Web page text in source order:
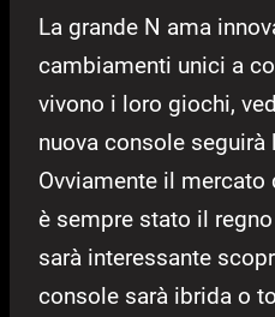
La grande N ama
cambiamenti unici a
vivono i loro giochi,
nuova console
Ovviamente il
è sempre stato il
sarà interessante
console sarà ibrida o